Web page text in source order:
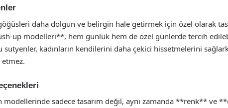
daha dolgun ve belirgin hale getirmek için özel olarak
up modelleri**, hem günlük hem de özel günlerde tercih
sutyenler, kadınların kendilerini daha çekici hissetmelerini
modellerinde sadece tasarım değil, aynı zamanda **renk** ve